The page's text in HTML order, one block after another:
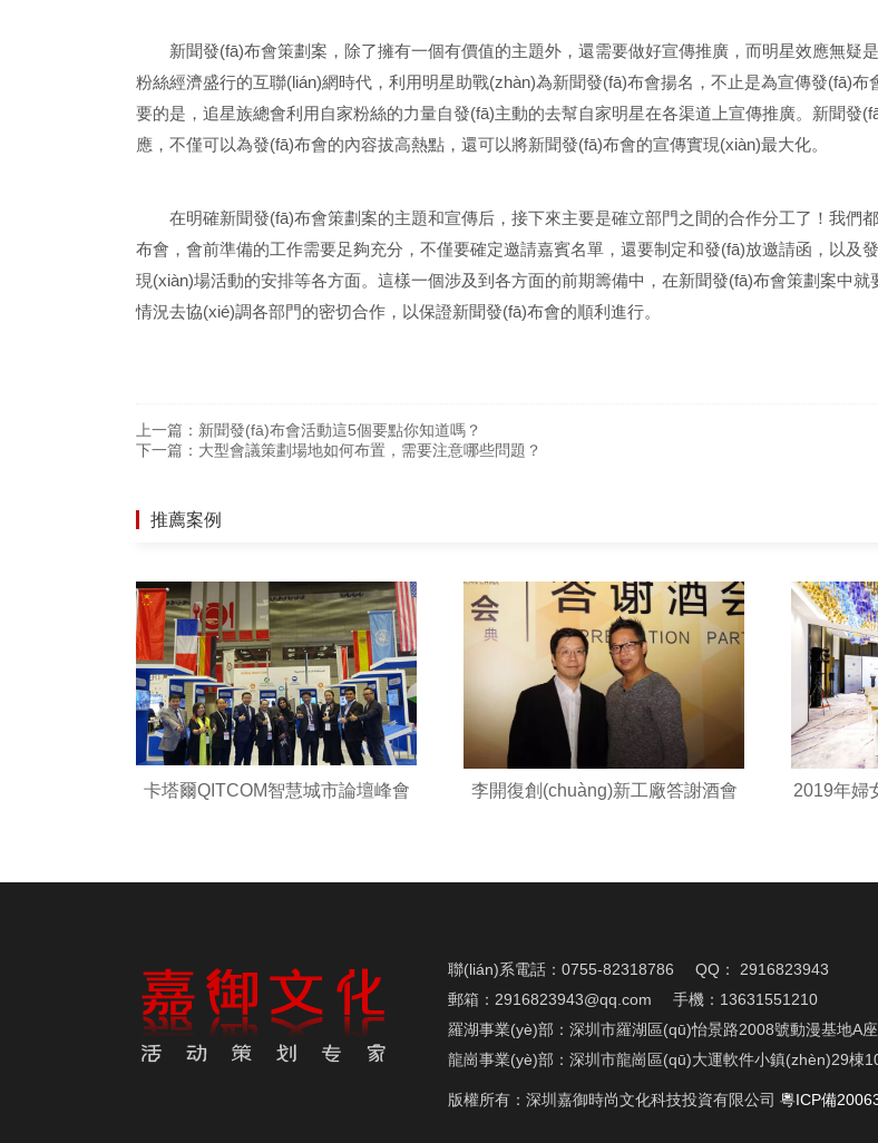
新聞發(fā)布會策劃案，除了擁有一個有價值的主題外，還需要做好宣傳推廣，而明星效應無疑
粉絲經濟盛行的互聯(lián)網時代，利用明星助戰(zhàn)為新聞發(fā)布會揚名，不止是為宣傳發(fā)
要的是，追星族總會利用自家粉絲的力量自發(fā)主動的去幫自家明星在各渠道上宣傳推廣。新聞發
應，不僅可以為發(fā)布會的內容拔高熱點，還可以將新聞發(fā)布會的宣傳實現(xiàn)最大化。
在明確新聞發(fā)布會策劃案的主題和宣傳后，接下來主要是確立部門之間的合作分工了！我們都知
布會，會前準備的工作需要足夠充分，不僅要確定邀請嘉賓名單，還要制定和發(fā)放邀請函，以
現(xiàn)場活動的安排等各方面。這樣一個涉及到各方面的前期籌備中，在新聞發(fā)布會策劃案中就要
情況去協(xié)調各部門的密切合作，以保證新聞發(fā)布會的順利進行。
上一篇： 新聞發(fā)布會活動這5個要點你知道嗎？
下一篇： 大型會議策劃場地如何布置，需要注意哪些問題？
推薦案例
卡塔爾QITCOM智慧城市論壇峰會 李開復創(chuàng)新工廠答謝酒會
2019年婦
聯(lián)系電話：0755-82318786
QQ： 2916823943
郵箱：2916823943@qq.com
手機：13631551210
羅湖事業(yè)部：深圳市羅湖區(qū)怡景路2008號動漫基地A
龍崗事業(yè)部：深圳市龍崗區(qū)大運軟件小鎮(zhèn)29棟
版權所有：深圳嘉御時尚文化科技投資有限公司 粵ICP備